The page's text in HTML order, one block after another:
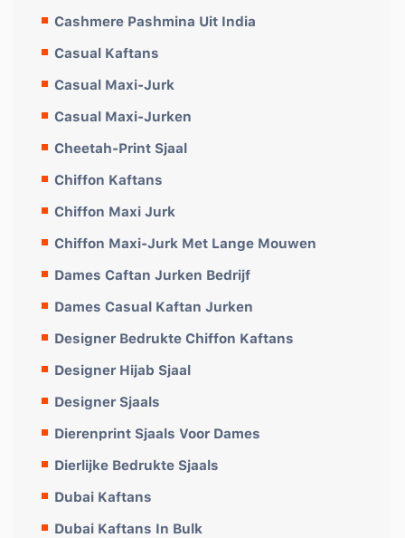
Cashmere Pashmina Uit India
Casual Kaftans
Casual Maxi-Jurk
Casual Maxi-Jurken
Cheetah-Print Sjaal
Chiffon Kaftans
Chiffon Maxi Jurk
Chiffon Maxi-Jurk Met Lange Mouwen
Dames Caftan Jurken Bedrijf
Dames Casual Kaftan Jurken
Designer Bedrukte Chiffon Kaftans
Designer Hijab Sjaal
Designer Sjaals
Dierenprint Sjaals Voor Dames
Dierlijke Bedrukte Sjaals
Dubai Kaftans
Dubai Kaftans In Bulk